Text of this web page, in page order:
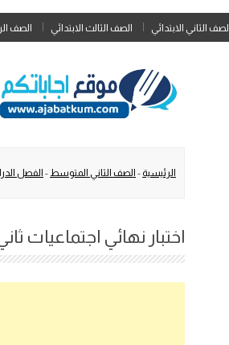
الصف الثاني الابتدائي الصف الثالث الابتدائي الصف
الرئيسية - الصف الثاني المتوسط - الفصل
اختبار نهائي اجتماعيات ثاني متوسط